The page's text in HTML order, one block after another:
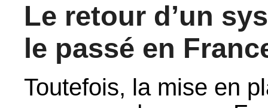
Le retour d’un
le passé en
Toutefois, la mise en